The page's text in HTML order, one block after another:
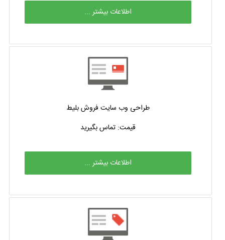
اطلاعات بیشتر ...
طراحی وب سایت فروش بلیط
قیمت: تماس بگیرید
اطلاعات بیشتر ...